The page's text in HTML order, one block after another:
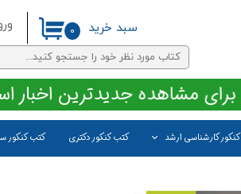
کنکور کارشناسی ارشد کتب کنکور دکتری کتب کنکور
۰ سبد خرید
برای مشاهده جدیدترین اخبار